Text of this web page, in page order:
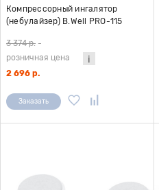
Компрессорный ингалятор
(небулайзер) B.Well PRO-115
3 374 р. -
розничная цена
2 696 р.
Заказать